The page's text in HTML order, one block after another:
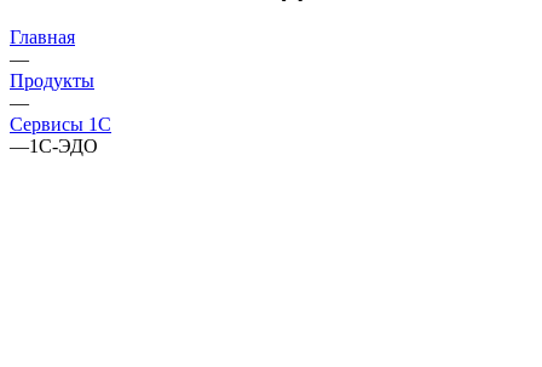
Главная
—
Продукты
—
Сервисы 1С
—1С-ЭДО